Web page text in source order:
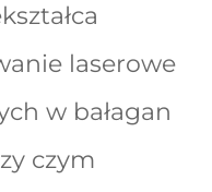
laserowe
w bałagan
czym